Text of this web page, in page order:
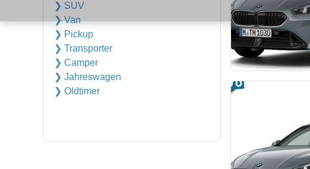
❯ SUV
❯ Van
❯ Pickup
❯ Transporter
❯ Camper
❯ Jahreswagen
❯ Oldtimer